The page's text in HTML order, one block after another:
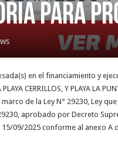
PARA
en el financiamiento y
CERRILLOS, Y PLAYA LA
el marco de la Ley N° 29230,
aprobado por Decreto
09/2025 conforme al anexo A